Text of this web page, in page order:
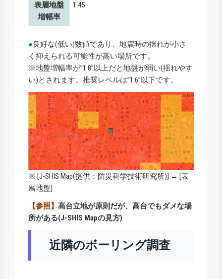
表層地盤
増幅率
1.45
●良好な(低い)数値であり、地震時の揺れが小さ
く抑えられる可能性が高い場所です。
※地盤増幅率が”1.8”以上だと地盤が弱い(揺れやす
い)とされます。推奨レベルは”1.6”以下です。
※ [J-SHIS Map(提供：防災科学技術研究所)] → [表
層地盤]
【参照】高台立地が原則だが、高台でもダメな場
所がある(J-SHIS Mapの見方)
近隣のボーリング調査